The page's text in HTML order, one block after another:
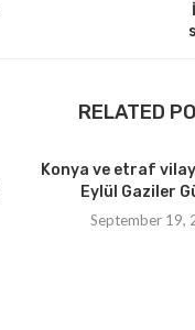
RELATED
Konya ve etraf
Eylül Gaziler
September 19,